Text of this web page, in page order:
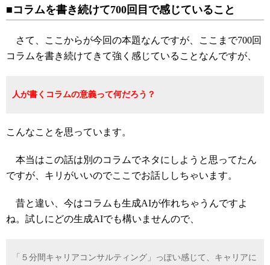
■コラムを書き続けて700回目で感じていること
さて、ここからが今回の本題なんですが、ここまで700回
コラムを書き続けてきて強く感じていることなんですが、
人が書くコラムの意義って何だろう？
こんなことを思っています。
本当はこの話は別のコラムでネタにしようと思ってたん
ですが、キリがいいのでここでお話ししちゃいます。
昔と違い、今はコラムも生成AIが作れちゃうんですよ
ね。試しにどの生成AIでも構いませんので、
「５分間キャリアコンサルティング」っぽい感じて、キャリアに